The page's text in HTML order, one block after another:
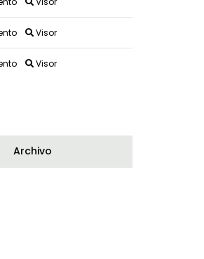
Visor
Visor
Archivo